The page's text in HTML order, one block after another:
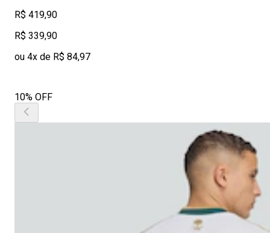
R$ 419,90
R$ 339,90
ou 4x de R$ 84,97
10% OFF